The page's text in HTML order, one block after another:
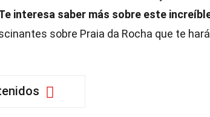
interesa saber más sobre este
sobre Praia da Rocha que te